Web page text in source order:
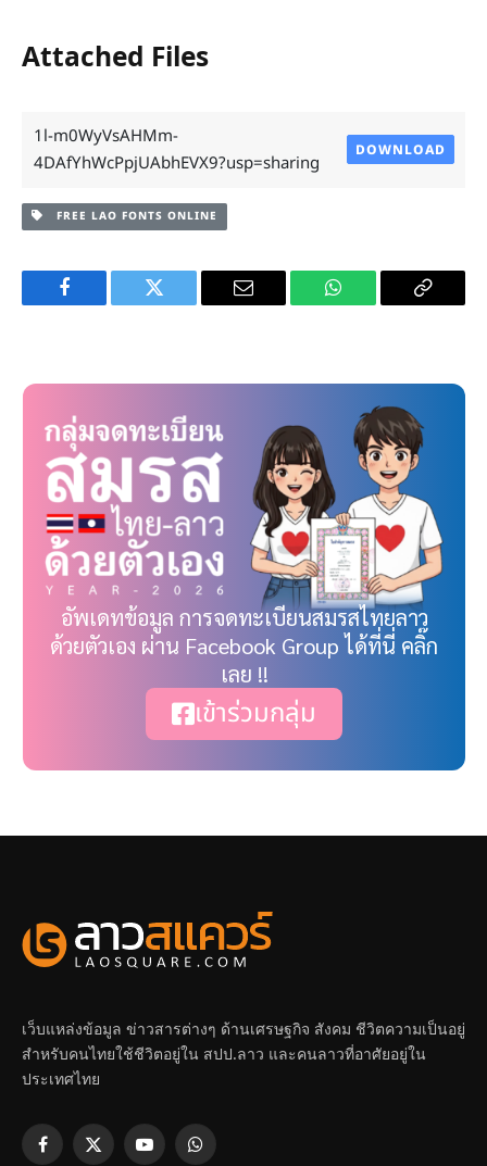
Attached Files
1l-m0WyVsAHMm-
4DAfYhWcPpjUAbhEVX9?usp=sharing
DOWNLOAD
FREE LAO FONTS ONLINE
Facebook Twitter Email WhatsApp Copy
อัพเดทข้อมูล การจดทะเบียนสมรสไทยลาว
ด้วยตัวเอง ผ่าน Facebook Group ได้ที่นี่ คลิ๊ก
เลย !!
เข้าร่วมกลุ่ม
เว็บแหล่งข้อมูล ข่าวสารต่างๆ ด้านเศรษฐกิจ สังคม ชีวิตความเป็นอยู่
สำหรับคนไทยใช้ชีวิตอยู่ใน สปป.ลาว และคนลาวที่อาศัยอยู่ใน
ประเทศไทย
Facebook
X
YouTubeWhatsApp